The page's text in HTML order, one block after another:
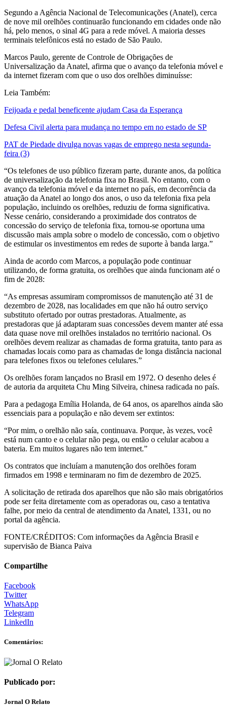
Segundo a Agência Nacional de Telecomunicações (Anatel), cerca
de nove mil orelhões continuarão funcionando em cidades onde não
há, pelo menos, o sinal 4G para a rede móvel. A maioria desses
terminais telefônicos está no estado de São Paulo.
Marcos Paulo, gerente de Controle de Obrigações de
Universalização da Anatel, afirma que o avanço da telefonia móvel e
da internet fizeram com que o uso dos orelhões diminuísse:
Leia Também:
Feijoada e pedal beneficente ajudam Casa da Esperança
Defesa Civil alerta para mudança no tempo em no estado de SP
PAT de Piedade divulga novas vagas de emprego nesta segunda-
feira (3)
“Os telefones de uso público fizeram parte, durante anos, da política
de universalização da telefonia fixa no Brasil. No entanto, com o
avanço da telefonia móvel e da internet no país, em decorrência da
atuação da Anatel ao longo dos anos, o uso da telefonia fixa pela
população, incluindo os orelhões, reduziu de forma significativa.
Nesse cenário, considerando a proximidade dos contratos de
concessão do serviço de telefonia fixa, tornou-se oportuna uma
discussão mais ampla sobre o modelo de concessão, com o objetivo
de estimular os investimentos em redes de suporte à banda larga.”
Ainda de acordo com Marcos, a população pode continuar
utilizando, de forma gratuita, os orelhões que ainda funcionam até o
fim de 2028:
“As empresas assumiram compromissos de manutenção até 31 de
dezembro de 2028, nas localidades em que não há outro serviço
substituto ofertado por outras prestadoras. Atualmente, as
prestadoras que já adaptaram suas concessões devem manter até essa
data quase nove mil orelhões instalados no território nacional. Os
orelhões devem realizar as chamadas de forma gratuita, tanto para as
chamadas locais como para as chamadas de longa distância nacional
para telefones fixos ou telefones celulares.”
Os orelhões foram lançados no Brasil em 1972. O desenho deles é
de autoria da arquiteta Chu Ming Silveira, chinesa radicada no país.
Para a pedagoga Emília Holanda, de 64 anos, os aparelhos ainda são
essenciais para a população e não devem ser extintos:
“Por mim, o orelhão não saía, continuava. Porque, às vezes, você
está num canto e o celular não pega, ou então o celular acabou a
bateria. Em muitos lugares não tem internet.”
Os contratos que incluíam a manutenção dos orelhões foram
firmados em 1998 e terminaram no fim de dezembro de 2025.
A solicitação de retirada dos aparelhos que não são mais obrigatórios
pode ser feita diretamente com as operadoras ou, caso a tentativa
falhe, por meio da central de atendimento da Anatel, 1331, ou no
portal da agência.
FONTE/CRÉDITOS: Com informações da Agência Brasil e
supervisão de Bianca Paiva
Compartilhe
Facebook
Twitter
WhatsApp
Telegram
LinkedIn
Comentários:
Publicado por:
Jornal O Relato